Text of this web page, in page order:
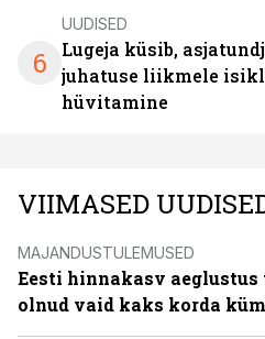
6
UUDISED
Lugeja küsib,
juhatuse liikmele
hüvitamine
VIIMASED
MAJANDUSTULEMUSED
Eesti hinnakasv aeglustus
olnud vaid kaks korda